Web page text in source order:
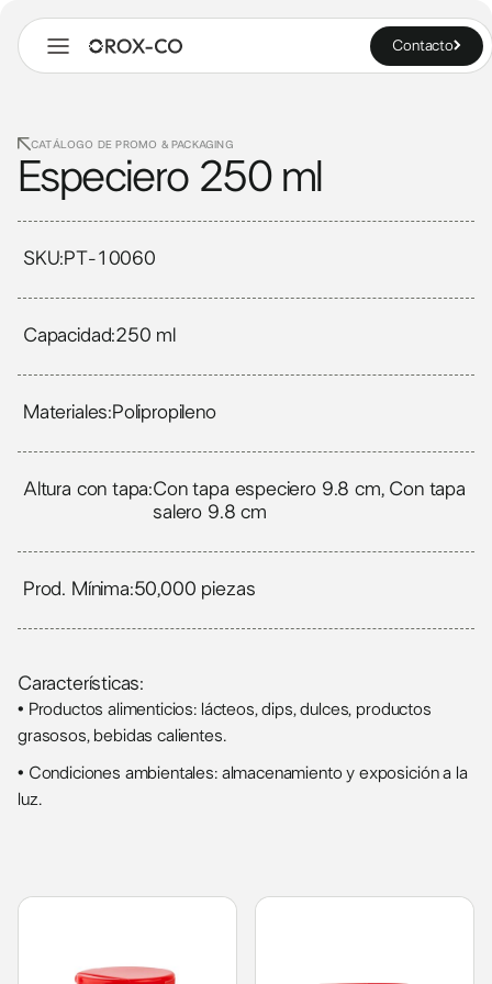
Contacto
CATÁLOGO DE PROMO & PACKAGING
Especiero 250 ml
SKU:PT-10060
Capacidad:250 ml
Materiales:Polipropileno
Altura con tapa:Con tapa especiero 9.8 cm, Con tapa
salero 9.8 cm
Prod. Mínima:50,000 piezas
Características:
• Productos alimenticios: lácteos, dips, dulces, productos
grasosos, bebidas calientes.
• Condiciones ambientales: almacenamiento y exposición a la
luz.